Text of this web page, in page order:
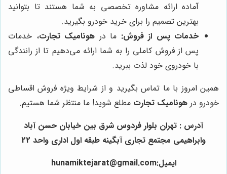
آماده ارائه مشاوره تخصصی به شما هستند تا بتوانید
بهترین تصمیم را برای خرید خودرو بگیرید.
خدمات پس از فروش: ما در هونامیک تجارت، خدمات
پس از فروش کاملی را به شما ارائه می‌دهیم تا از رانندگی
با خودروی خود لذت ببرید.
همین امروز با ما تماس بگیرید و از شرایط ویژه فروش اقساطی
خودرو در هونامیک تجارت مطلع شوید! ما منتظر شما هستیم.
آدرس : تهران بلوار فردوس شرق بین خیابان حسن آباد
وابراهیمی مجتمع تجاری آبگینه طبقه اول اداری واحد 22
ایمیل:hunamiktejarat@gmail.com